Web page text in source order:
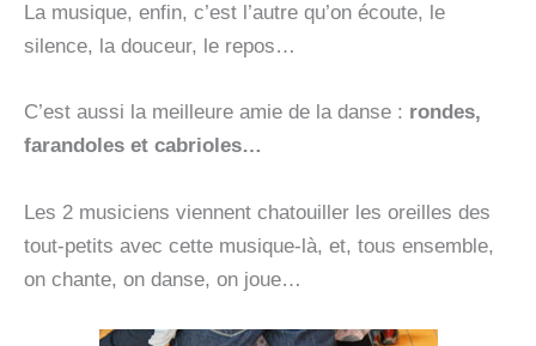
La musique, enfin, c’est l’autre qu’on écoute, le
silence, la douceur, le repos…
C’est aussi la meilleure amie de la danse : rondes,
farandoles et cabrioles…
Les 2 musiciens viennent chatouiller les oreilles des
tout-petits avec cette musique-là, et, tous ensemble,
on chante, on danse, on joue…